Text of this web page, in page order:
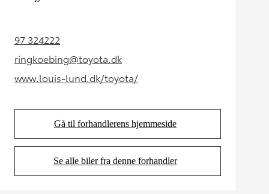
97 324222(Opens in new tab)
ringkoebing@toyota.dk
(Opens in new tab)
www.louis-lund.dk/toyota/
(Opens in new tab)
Gå til forhandlerens hjemmeside
(Opens in new tab)
Se alle biler fra denne forhandler
(Opens in new tab)